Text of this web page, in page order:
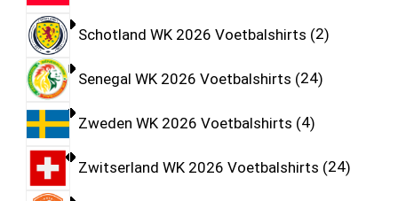
Schotland WK 2026 Voetbalshirts 2
Senegal WK 2026 Voetbalshirts 24
Zweden WK 2026 Voetbalshirts 4
Zwitserland WK 2026 Voetbalshirts 24